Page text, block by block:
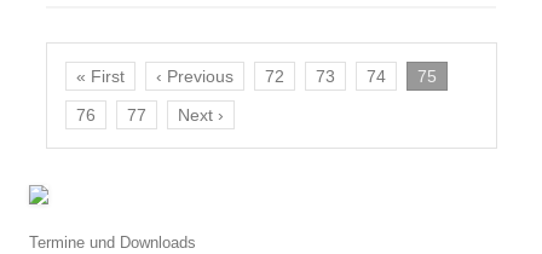
« First ‹ Previous 72 73 74
75
76
77 Next ›
Termine und Downloads